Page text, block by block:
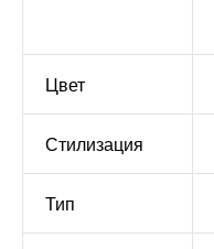
Цвет
Стилизация
Тип